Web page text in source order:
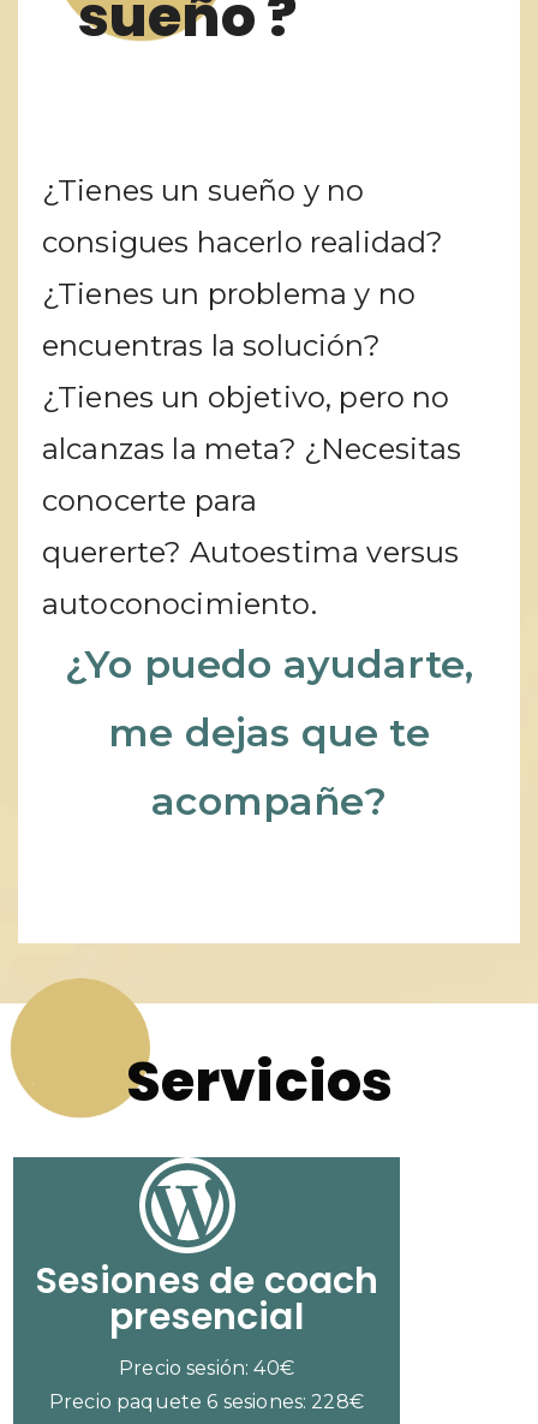
sueño ?
¿Tienes un sueño y no
consigues hacerlo realidad?
¿Tienes un problema y no
encuentras la solución?
¿Tienes un objetivo, pero no
alcanzas la meta? ¿Necesitas
conocerte para
quererte? Autoestima versus
autoconocimiento.
¿Yo puedo ayudarte,
me dejas que te
acompañe?
Servicios
Sesiones de coach
presencial
Precio sesión: 40€
Precio paquete 6 sesiones: 228€